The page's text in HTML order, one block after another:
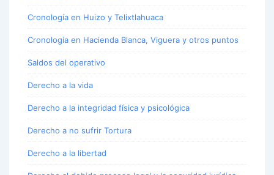
Cronología en Huizo y Telixtlahuaca
Cronología en Hacienda Blanca, Viguera y otros puntos
Saldos del operativo
Derecho a la vida
Derecho a la integridad física y psicológica
Derecho a no sufrir Tortura
Derecho a la libertad